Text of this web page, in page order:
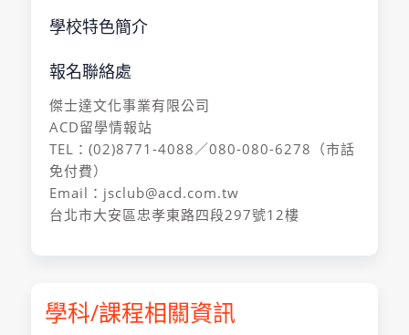
學校特色簡介
報名聯絡處
傑士達文化事業有限公司
ACD留學情報站
TEL：(02)8771-4088／080-080-6278（市話
免付費）
Email：jsclub@acd.com.tw
台北市大安區忠孝東路四段297號12樓
學科/課程相關資訊